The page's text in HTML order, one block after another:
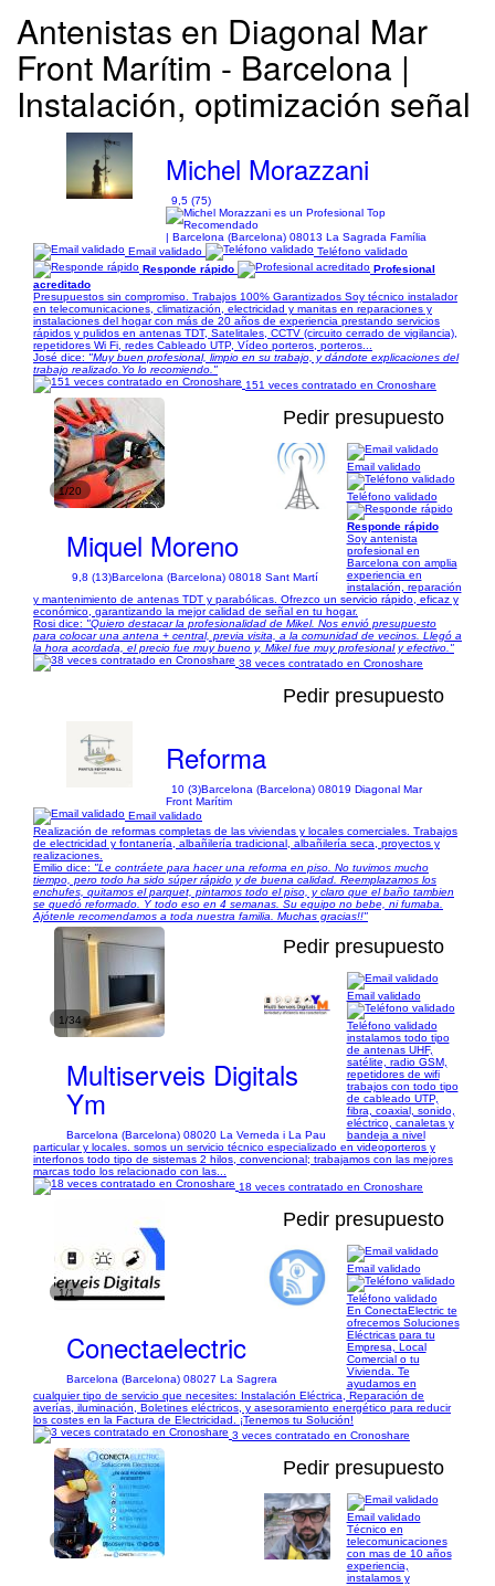
Antenistas en Diagonal Mar
Front Marítim - Barcelona |
Instalación, optimización señal
Michel Morazzani
9,5 (75)
| Barcelona (Barcelona) 08013 La Sagrada Família
Email validado
Teléfono validado
Responde rápido
Profesional
acreditado
Presupuestos sin compromiso. Trabajos 100% Garantizados Soy técnico instalador
en telecomunicaciones, climatización, electricidad y manitas en reparaciones y
instalaciones del hogar con más de 20 años de experiencia prestando servicios
rápidos y pulidos en antenas TDT, Satelitales, CCTV (circuito cerrado de vigilancia),
repetidores Wi Fi, redes Cableado UTP, Vídeo porteros, porteros...
José dice: "Muy buen profesional, limpio en su trabajo, y dándote explicaciones del
trabajo realizado.Yo lo recomiendo."
151 veces contratado en Cronoshare
1/20
Pedir presupuesto
Miquel Moreno
9,8 (13)Barcelona (Barcelona) 08018 Sant Martí
Email validado
Teléfono validado
Responde rápido
Soy antenista
profesional en
Barcelona con amplia
experiencia en
instalación, reparación
y mantenimiento de antenas TDT y parabólicas. Ofrezco un servicio rápido, eficaz y
económico, garantizando la mejor calidad de señal en tu hogar.
Rosi dice: "Quiero destacar la profesionalidad de Mikel. Nos envió presupuesto
para colocar una antena + central, previa visita, a la comunidad de vecinos. Llegó a
la hora acordada, el precio fue muy bueno y, Mikel fue muy profesional y efectivo."
38 veces contratado en Cronoshare
Pedir presupuesto
Reforma
10 (3)Barcelona (Barcelona) 08019 Diagonal Mar
Front Marítim
Email validado
Realización de reformas completas de las viviendas y locales comerciales. Trabajos
de electricidad y fontanería, albañilería tradicional, albañilería seca, proyectos y
realizaciones.
Emilio dice: "Le contráete para hacer una reforma en piso. No tuvimos mucho
tiempo, pero todo ha sido súper rápido y de buena calidad. Reemplazamos los
enchufes, quitamos el parquet, pintamos todo el piso, y claro que el baño tambien
se quedó reformado. Y todo eso en 4 semanas. Su equipo no bebe, ni fumaba.
Ajótenle recomendamos a toda nuestra familia. Muchas gracias!!"
1/34
Pedir presupuesto
Multiserveis Digitals
Ym
Barcelona (Barcelona) 08020 La Verneda i La Pau
Email validado
Teléfono validado
instalamos todo tipo
de antenas UHF,
satélite, radio GSM,
repetidores de wifi
trabajos con todo tipo
de cableado UTP,
fibra, coaxial, sonido,
eléctrico, canaletas y
bandeja a nivel
particular y locales. somos un servicio técnico especializado en videoporteros y
interfonos todo tipo de sistemas 2 hilos, convencional; trabajamos con las mejores
marcas todo los relacionado con las...
18 veces contratado en Cronoshare
1/1
Pedir presupuesto
Conectaelectric
Barcelona (Barcelona) 08027 La Sagrera
Email validado
Teléfono validado
En ConectaElectric te
ofrecemos Soluciones
Eléctricas para tu
Empresa, Local
Comercial o tu
Vivienda. Te
ayudamos en
cualquier tipo de servicio que necesites: Instalación Eléctrica, Reparación de
averías, iluminación, Boletines eléctricos, y asesoramiento energético para reducir
los costes en la Factura de Electricidad. ¡Tenemos tu Solución!
3 veces contratado en Cronoshare
1/3
Pedir presupuesto
Email validado
Técnico en
telecomunicaciones
con mas de 10 años
experiencia,
instalamos y